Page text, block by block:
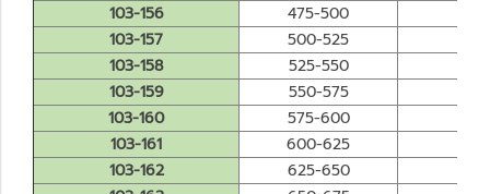
103-156
475-500
103-157
500-525
103-158
525-550
103-159
550-575
103-160
575-600
103-161
600-625
103-162
625-650